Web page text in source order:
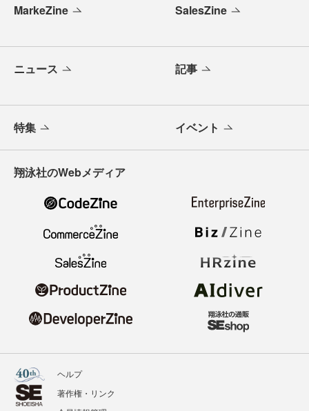
MarkeZine SalesZine
ニュース 記事
特集 イベント
翔泳社のWebメディア
ヘルプ
著作権・リンク